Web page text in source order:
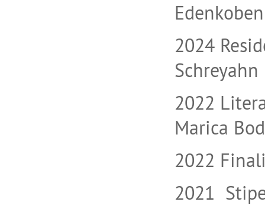
Edenkoben
2024
Schreyahn
2022
Marica
2022
2021